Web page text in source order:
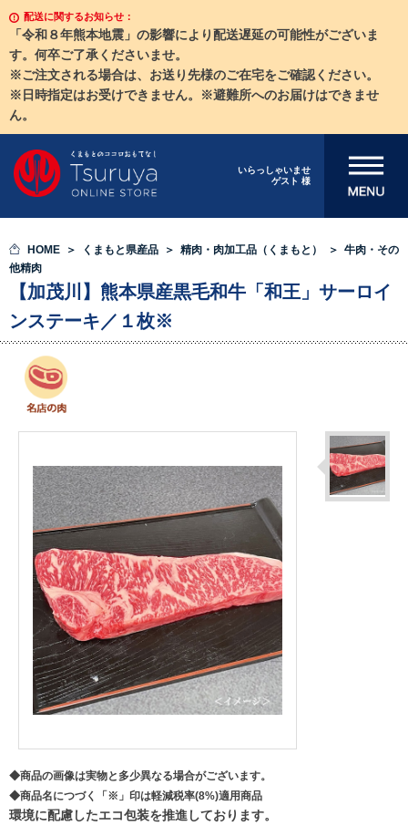
配送に関するお知らせ：
「令和８年熊本地震」の影響により配送遅延の可能性がございま
す。何卒ご了承くださいませ。
※ご注文される場合は、お送り先様のご在宅をご確認ください。
※日時指定はお受けできません。※避難所へのお届けはできませ
ん。
いらっしゃいませ
ゲスト 様
メニューを開
HOME くまもと県産品 精肉・肉加工品（くまもと）
牛肉・その
他精肉
【加茂川】熊本県産黒毛和牛「和王」サーロイ
ンステーキ／１枚※
◆商品の画像は実物と多少異なる場合がございます。
◆商品名につづく「※」印は軽減税率(8%)適用商品
環境に配慮したエコ包装を推進しております。